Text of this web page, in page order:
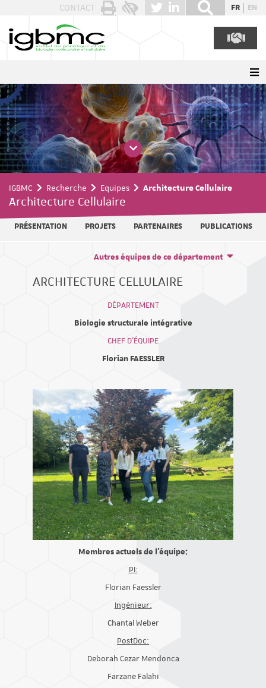
CONTACT FR EN
IGBMC Recherche Equipes Architecture Cellulaire
Architecture Cellulaire
PRÉSENTATION PROJETS PARTENAIRES PUBLICATIONS
ARCHITECTURE CELLULAIRE
Autres équipes de ce département
DÉPARTEMENT
Biologie structurale intégrative
CHEF D'ÉQUIPE
Florian FAESSLER
Membres actuels de l'équipe:
PI:
Florian Faessler
Ingénieur:
Chantal Weber
PostDoc:
Deborah Cezar Mendonca
Farzane Falahi
Panneau de gestion des cookies